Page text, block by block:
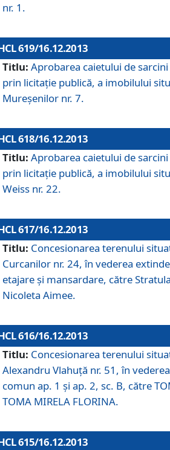
nr. 1.
619/16.12.2013
Titlu: Aprobarea caietului de
prin licitaţie publică, a imobilului
Mureşenilor nr. 7.
618/16.12.2013
Titlu: Aprobarea caietului de
prin licitaţie publică, a imobilului
Weiss nr. 22.
617/16.12.2013
Titlu: Concesionarea terenului
Curcanilor nr. 24, în vederea
etajare şi mansardare, către
Nicoleta Aimee.
616/16.12.2013
Titlu: Concesionarea terenului
Alexandru Vlahuţă nr. 51, în
comun ap. 1 şi ap. 2, sc. B, către
TOMA MIRELA FLORINA.
615/16.12.2013